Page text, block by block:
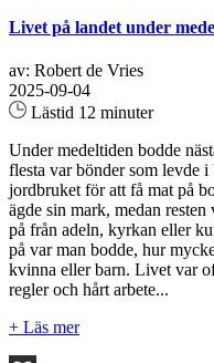
Livet på landet under
av: Robert de Vries
2025-09-04
Lästid 12 minuter
Under medeltiden bodde
flesta var bönder som levde
jordbruket för att få mat på
ägde sin mark, medan
på från adeln, kyrkan eller
på var man bodde, hur
kvinna eller barn. Livet var
regler och hårt arbete...
+ Läs mer